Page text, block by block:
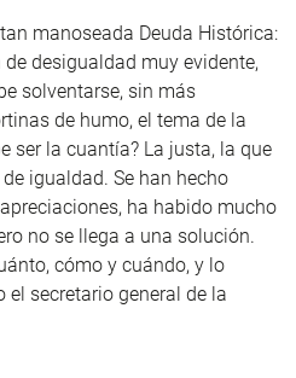
manoseada Deuda Histórica:
desigualdad muy evidente,
solventarse, sin más
de humo, el tema de la
ser la cuantía? La justa, la que
igualdad. Se han hecho
ha habido mucho
no se llega a una solución.
cómo y cuándo, y lo
el secretario general de la